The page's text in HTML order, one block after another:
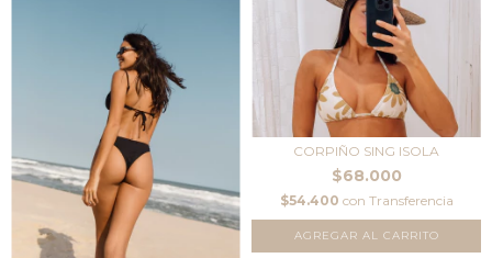
CORPIÑO SING ISOLA
$68.000
$54.400 con Transferencia
AGREGAR AL CARRITO